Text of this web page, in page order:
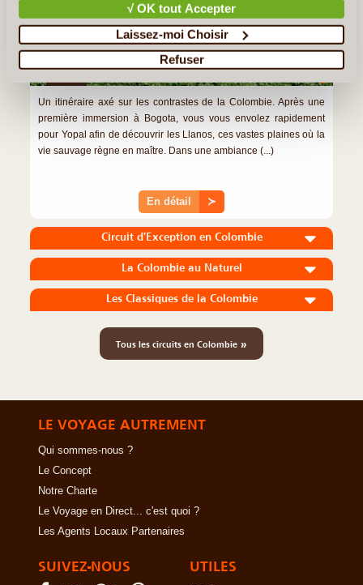
√ OK tout Accepter
Laissez-moi Choisir
Refuser
10J/9N ©
Un itinéraire axé sur les contrastes de la Colombie. Après une
première immersion à Bogota, vous vous envolez rapidement
pour Yopal afin de découvrir les Llanos, ces vastes plaines où la
vie sauvage règne en maître. Dans une ambiance (...)
En détail ≻
Circuit d'Exception en Colombie
La Colombie au Naturel
Les Classiques de la Colombie
Tous les circuits en Colombie »
LE VOYAGE AUTREMENT
Qui sommes-nous ?
Le Concept
Notre Charte
Le Voyage en Direct... c'est quoi ?
Les Agents Locaux Partenaires
SUIVEZ-NOUS UTILES